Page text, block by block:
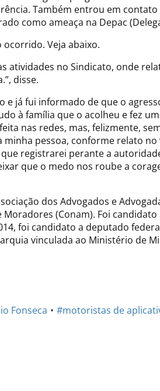
Também entrou em
como ameaça na Depac
Veja abaixo.
atividades no Sindicato, onde
disse.
e já fui informado de que o
à família que o acolheu e fez
nas redes, mas, felizmente,
pessoa, conforme relato
registrarei perante a
que o medo nos roube a
dos Advogados e
(Conam). Foi
foi candidato a deputado
vinculada ao Ministério de
Fonseca #motoristas de